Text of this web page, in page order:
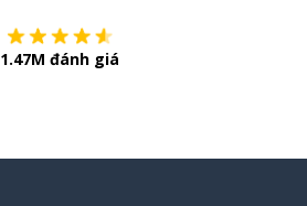
1.47M đánh giá